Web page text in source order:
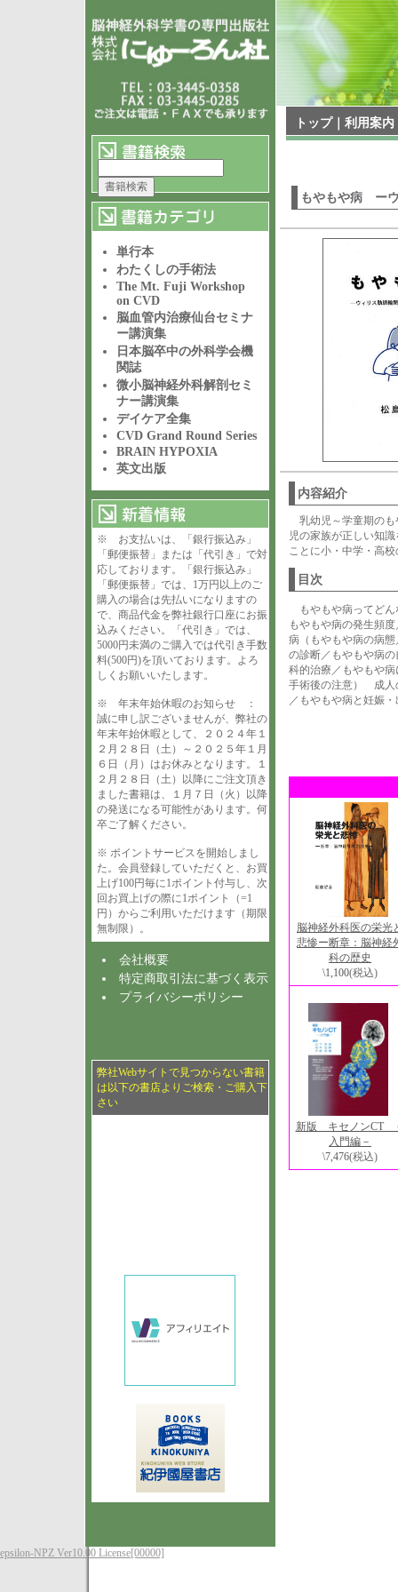
単行本
わたくしの手術法
The Mt. Fuji Workshop
on CVD
脳血管内治療仙台セミナ
ー講演集
日本脳卒中の外科学会機
関誌
微小脳神経外科解剖セミ
ナー講演集
デイケア全集
CVD Grand Round Series
BRAIN HYPOXIA
英文出版
※ お支払いは、「銀行振込み」
「郵便振替」または「代引き」で対
応しております。「銀行振込み」
「郵便振替」では、1万円以上のご
購入の場合は先払いになりますの
で、商品代金を弊社銀行口座にお振
込みください。「代引き」では、
5000円未満のご購入では代引き手数
料(500円)を頂いております。よろ
しくお願いいたします。
※ 年末年始休暇のお知らせ ：
誠に申し訳ございませんが、弊社の
年末年始休暇として、２０２４年１
２月２８日（土）～２０２５年１月
６日（月）はお休みとなります。１
２月２８日（土）以降にご注文頂き
ました書籍は、１月７日（火）以降
の発送になる可能性があります。何
卒ご了解ください。
※ ポイントサービスを開始しまし
た。会員登録していただくと、お買
上げ100円毎に1ポイント付与し、次
回お買上げの際に1ポイント（=1
円）からご利用いただけます（期限
無制限）。
会社概要
特定商取引法に基づく表示
プライバシーポリシー
弊社Webサイトで見つからない書籍
は以下の書店よりご検索・ご購入下
さい
トップ｜ 利用案内
もやもや病 ー
内容紹介
乳幼児～学童期の
児の家族が正しい知
ことに小・中学・高
目次
もやもや病ってど
もやもや病の発生頻
病（もやもや病の病
の診断／もやもや病
科的治療／もやもや
手術後の注意） 成人
／もやもや病と妊娠
脳神経外科医の栄光
悲惨ー断章：脳神経
科の歴史
\1,100(税込)
新版 キセノンCT
入門編－
\7,476(税込)
epsilon-NPZ Ver10.00 License[00000]